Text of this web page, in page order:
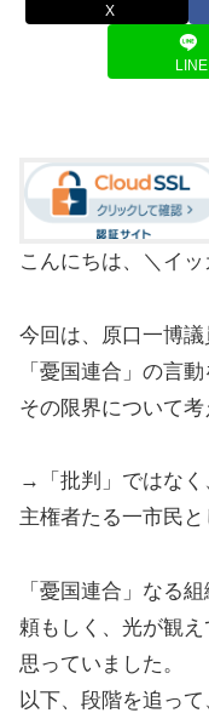
X
LINE
こんにちは、＼イ
今回は、原口一博議
「憂国連合」の言
その限界について考
→「批判」ではなく
主権者たる一市民と
「憂国連合」なる
頼もしく、光が観
思っていました。
以下、段階を追って